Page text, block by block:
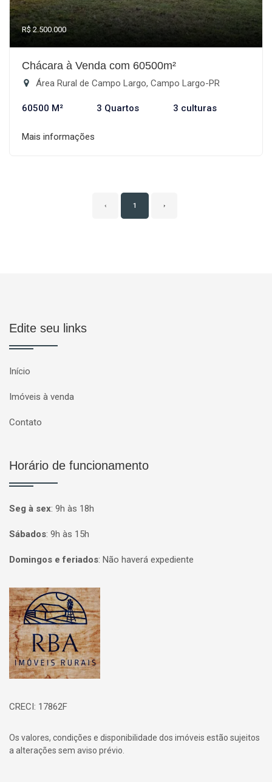
R$ 2.500.000
Chácara à Venda com 60500m²
Área Rural de Campo Largo, Campo Largo-PR
60500 M² 3 Quartos 3 culturas
Mais informações
‹ 1 ›
Edite seu links
Início
Imóveis à venda
Contato
Horário de funcionamento
Seg à sex: 9h às 18h
Sábados: 9h às 15h
Domingos e feriados: Não haverá expediente
Página inicial
CRECI: 17862F
Os valores, condições e disponibilidade dos imóveis estão sujeitos
a alterações sem aviso prévio.